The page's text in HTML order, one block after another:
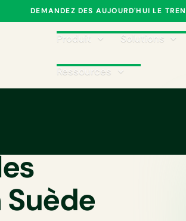
DEMANDEZ DES AUJOURD'HUI LE
Produit Solutions
Ressources